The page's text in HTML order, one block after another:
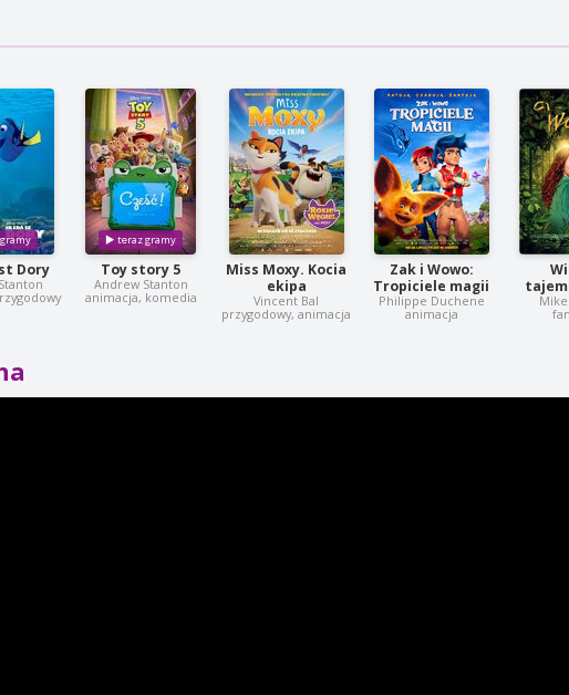
Dory Toy story 5
Andrew Stanton
animacja, komedia
Miss Moxy. Kocia
ekipa
Vincent Bal
przygodowy, animacja
Zak i Wowo:
Tropiciele magii
Philippe Duchene
animacja